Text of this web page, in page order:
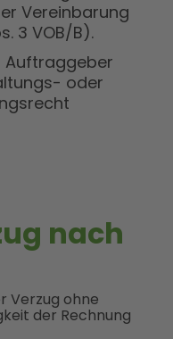
Vereinbarung
3 VOB/B).
Auftraggeber
oder
nach
Verzug ohne
der Rechnung